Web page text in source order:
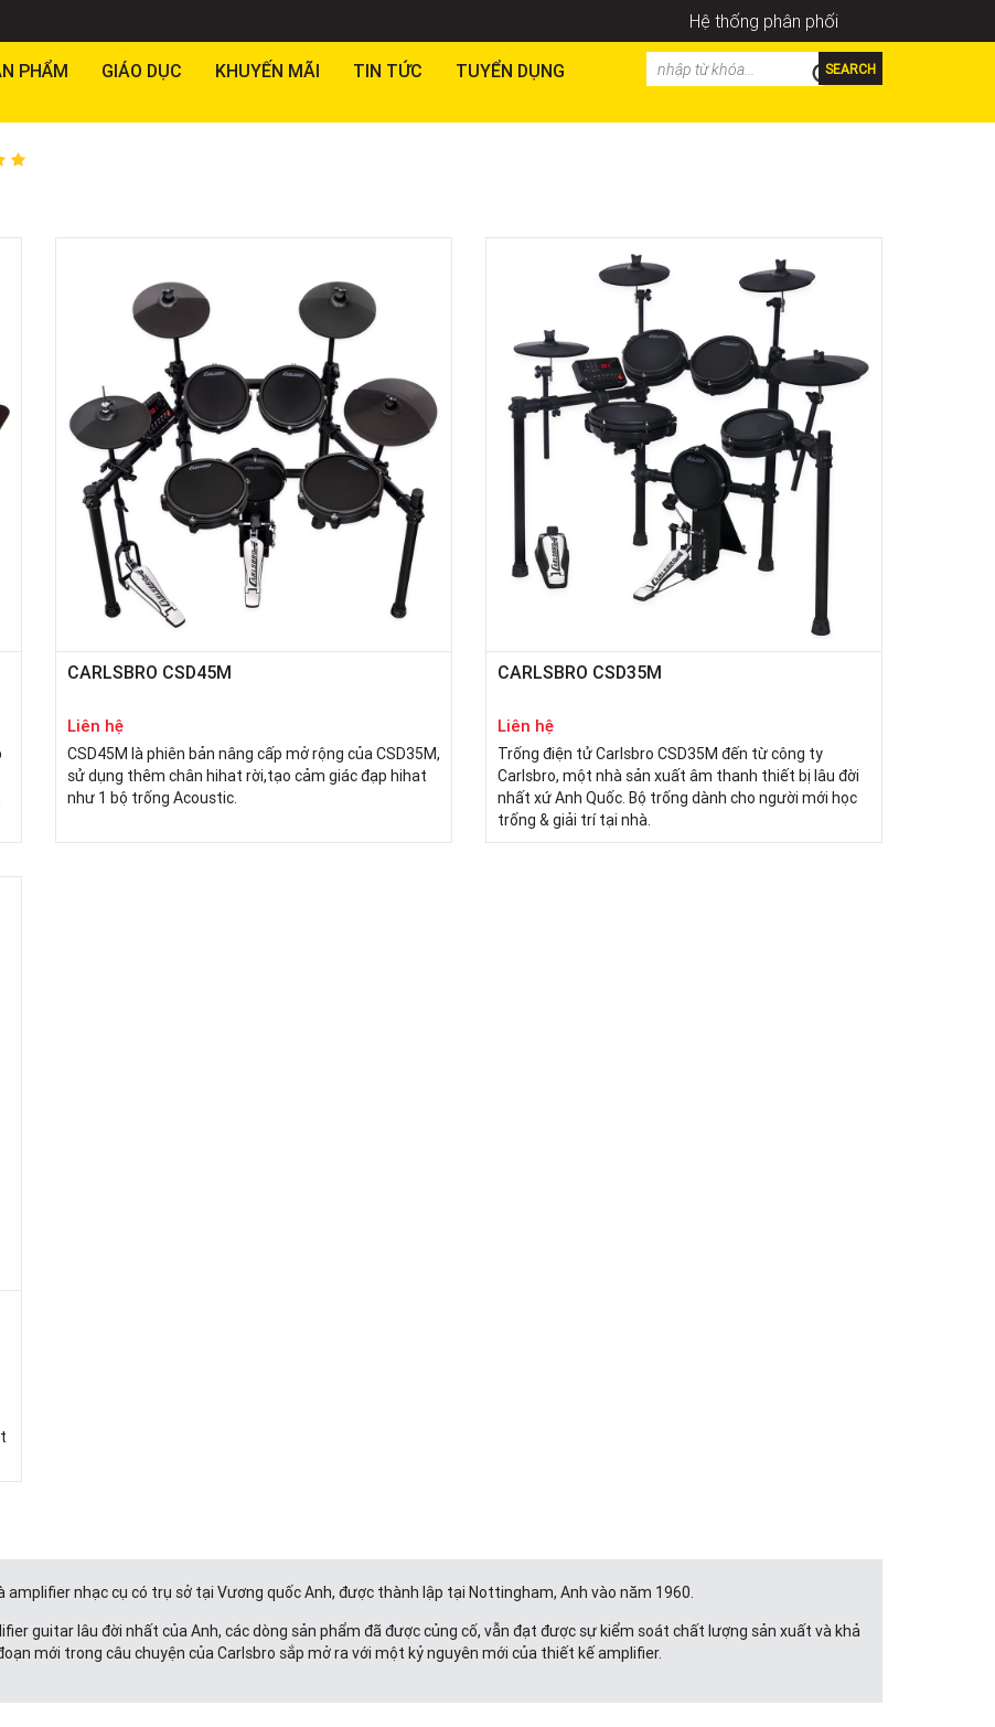
Hệ thống phân phối
PHẨM GIÁO DỤC KHUYẾN MÃI TIN TỨC TUYỂN DỤNG SEARCH
CARLSBRO CSD45M
Liên hệ
CSD45M là phiên bản nâng cấp mở rộng của CSD35M,
sử dụng thêm chân hihat rời,tạo cảm giác đạp hihat
như 1 bộ trống Acoustic.
CARLSBRO CSD35M
Liên hệ
Trống điện tử Carlsbro CSD35M đến từ công ty
Carlsbro, một nhà sản xuất âm thanh thiết bị lâu đời
nhất xứ Anh Quốc. Bộ trống dành cho người mới học
trống & giải trí tại nhà.
amplifier nhạc cụ có trụ sở tại Vương quốc Anh, được thành lập tại Nottingham, Anh vào năm 1960.
guitar lâu đời nhất của Anh, các dòng sản phẩm đã được củng cố, vẫn đạt được sự kiểm soát chất lượng sản xuất và khả
mới trong câu chuyện của Carlsbro sắp mở ra với một kỷ nguyên mới của thiết kế amplifier.